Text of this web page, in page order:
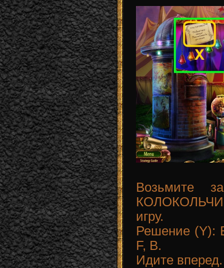
Возьмите
игру.
Решение (Y):
F, B.
Идите вперед.